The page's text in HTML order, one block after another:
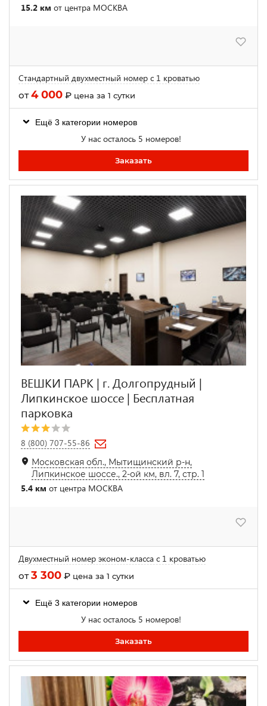
15.2 км от центра МОСКВА
Стандартный двухместный номер с 1 кроватью
от4 000 ₽ цена за 1 сутки
Ещё 3 категории номеров
У нас осталось 5 номеров!
Заказать
ВЕШКИ ПАРК | г. Долгопрудный |
Липкинское шоссе | Бесплатная
парковка
8 (800) 707-55-86
Московская обл., Мытищинский р-н,
Липкинское шоссе., 2-ой км, вл. 7, стр. 1
5.4 км от центра МОСКВА
Двухместный номер эконом-класса с 1 кроватью
от3 300 ₽ цена за 1 сутки
Ещё 3 категории номеров
У нас осталось 5 номеров!
Заказать